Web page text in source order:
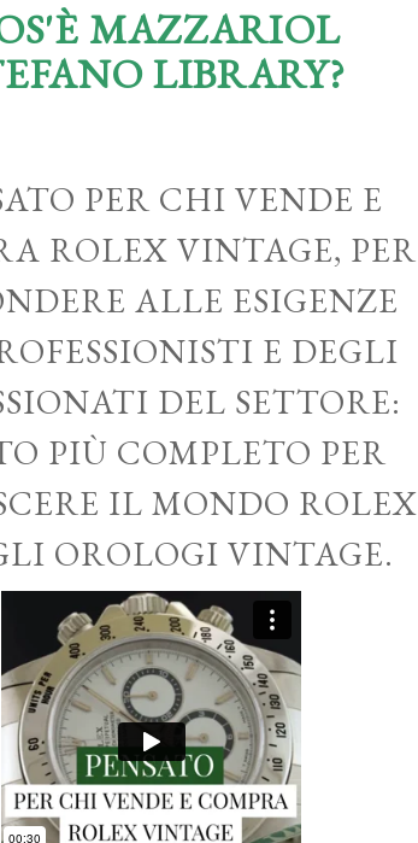
MAZZARIOL
LIBRARY?
PER CHI VENDE E
ROLEX VINTAGE, PER
ALLE ESIGENZE
E DEGLI
DEL SETTORE:
PIÙ COMPLETO PER
IL MONDO ROLEX
OROLOGI VINTAGE.